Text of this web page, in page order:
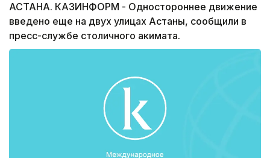
АСТАНА. КАЗИНФОРМ - Одностороннее движение
введено еще на двух улицах Астаны, сообщили в
пресс-службе столичного акимата.